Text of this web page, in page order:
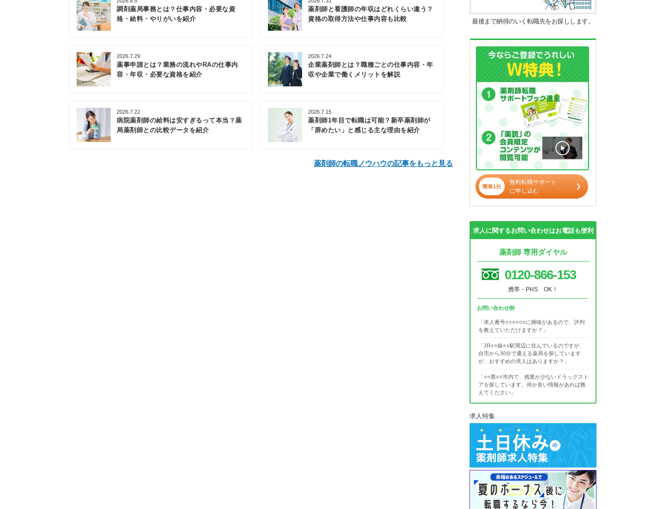
調剤薬局事務とは？仕事内容・必要な資
格・給料・やりがいを紹介
薬剤師と看護師の年収はどれくらい違う？
資格の取得方法や仕事内容も比較
2026.7.29
薬事申請とは？業務の流れやRAの仕事内
容・年収・必要な資格を紹介
2026.7.24
企業薬剤師とは？職種ごとの仕事内容・年
収や企業で働くメリットを解説
2026.7.22
病院薬剤師の給料は安すぎるって本当？薬
局薬剤師との比較データを紹介
2026.7.15
薬剤師1年目で転職は可能？新卒薬剤師が
「辞めたい」と感じる主な理由を紹介
薬剤師の転職ノウハウの記事をもっと見る
最後まで納得のいく転職先をお探しします。
簡単1分
無料転職サポート
に申し込む
求人に関するお問い合わせはお電話も便利
薬剤師 専用ダイヤル
0120-866-153
携帯・PHS OK！
お問い合わせ例
「求人番号○○○○○○に興味があるので、評判
を教えていただけますか？」
「JR○○線○○駅周辺に住んでいるのですが、
自宅から30分で通える薬局を探しています
が、おすすめの求人はありますか？」
「○○県○○市内で、残業が少ないドラッグスト
アを探しています。何か良い情報があれば教
えてください」
求人特集